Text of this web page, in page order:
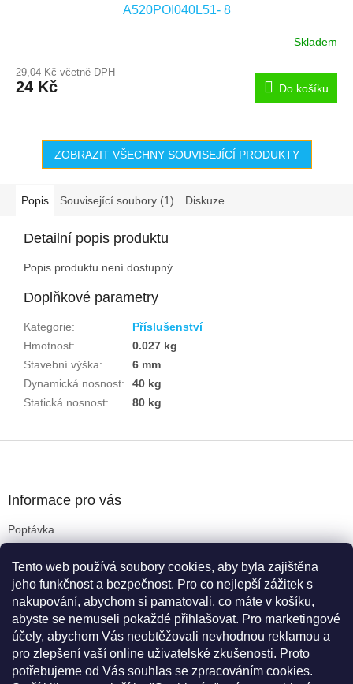
Tento web používá soubory cookies, aby byla zajištěna
jeho funkčnost a bezpečnost. Pro co nejlepší zážitek s
nakupování, abychom si pamatovali, co máte v košíku,
abyste se nemuseli pokaždé přihlašovat. Pro marketingové
účely, abychom Vás neobtěžovali nevhodnou reklamou a
pro zlepšení vaší online uživatelské zkušenosti. Proto
potřebujeme od Vás souhlas se zpracováním cookies.
A520POI040L51- 8
Skladem
29,04 Kč včetně DPH
24 Kč Do košíku
ZOBRAZIT VŠECHNY SOUVISEJÍCÍ PRODUKTY
Popis Související soubory (1) Diskuze
Detailní popis produktu
Popis produktu není dostupný
Doplňkové parametry
Kategorie:
Příslušenství
Hmotnost:
0.027 kg
Stavební výška:
6 mm
Dynamická nosnost:
40 kg
Statická nosnost: 80 kg
Informace pro vás
Poptávka
Podmínky ochrany osobních údajů
Reklamační řád
Kritéria pro výběr koleček
Doprava a platba
Cookies
Novinky